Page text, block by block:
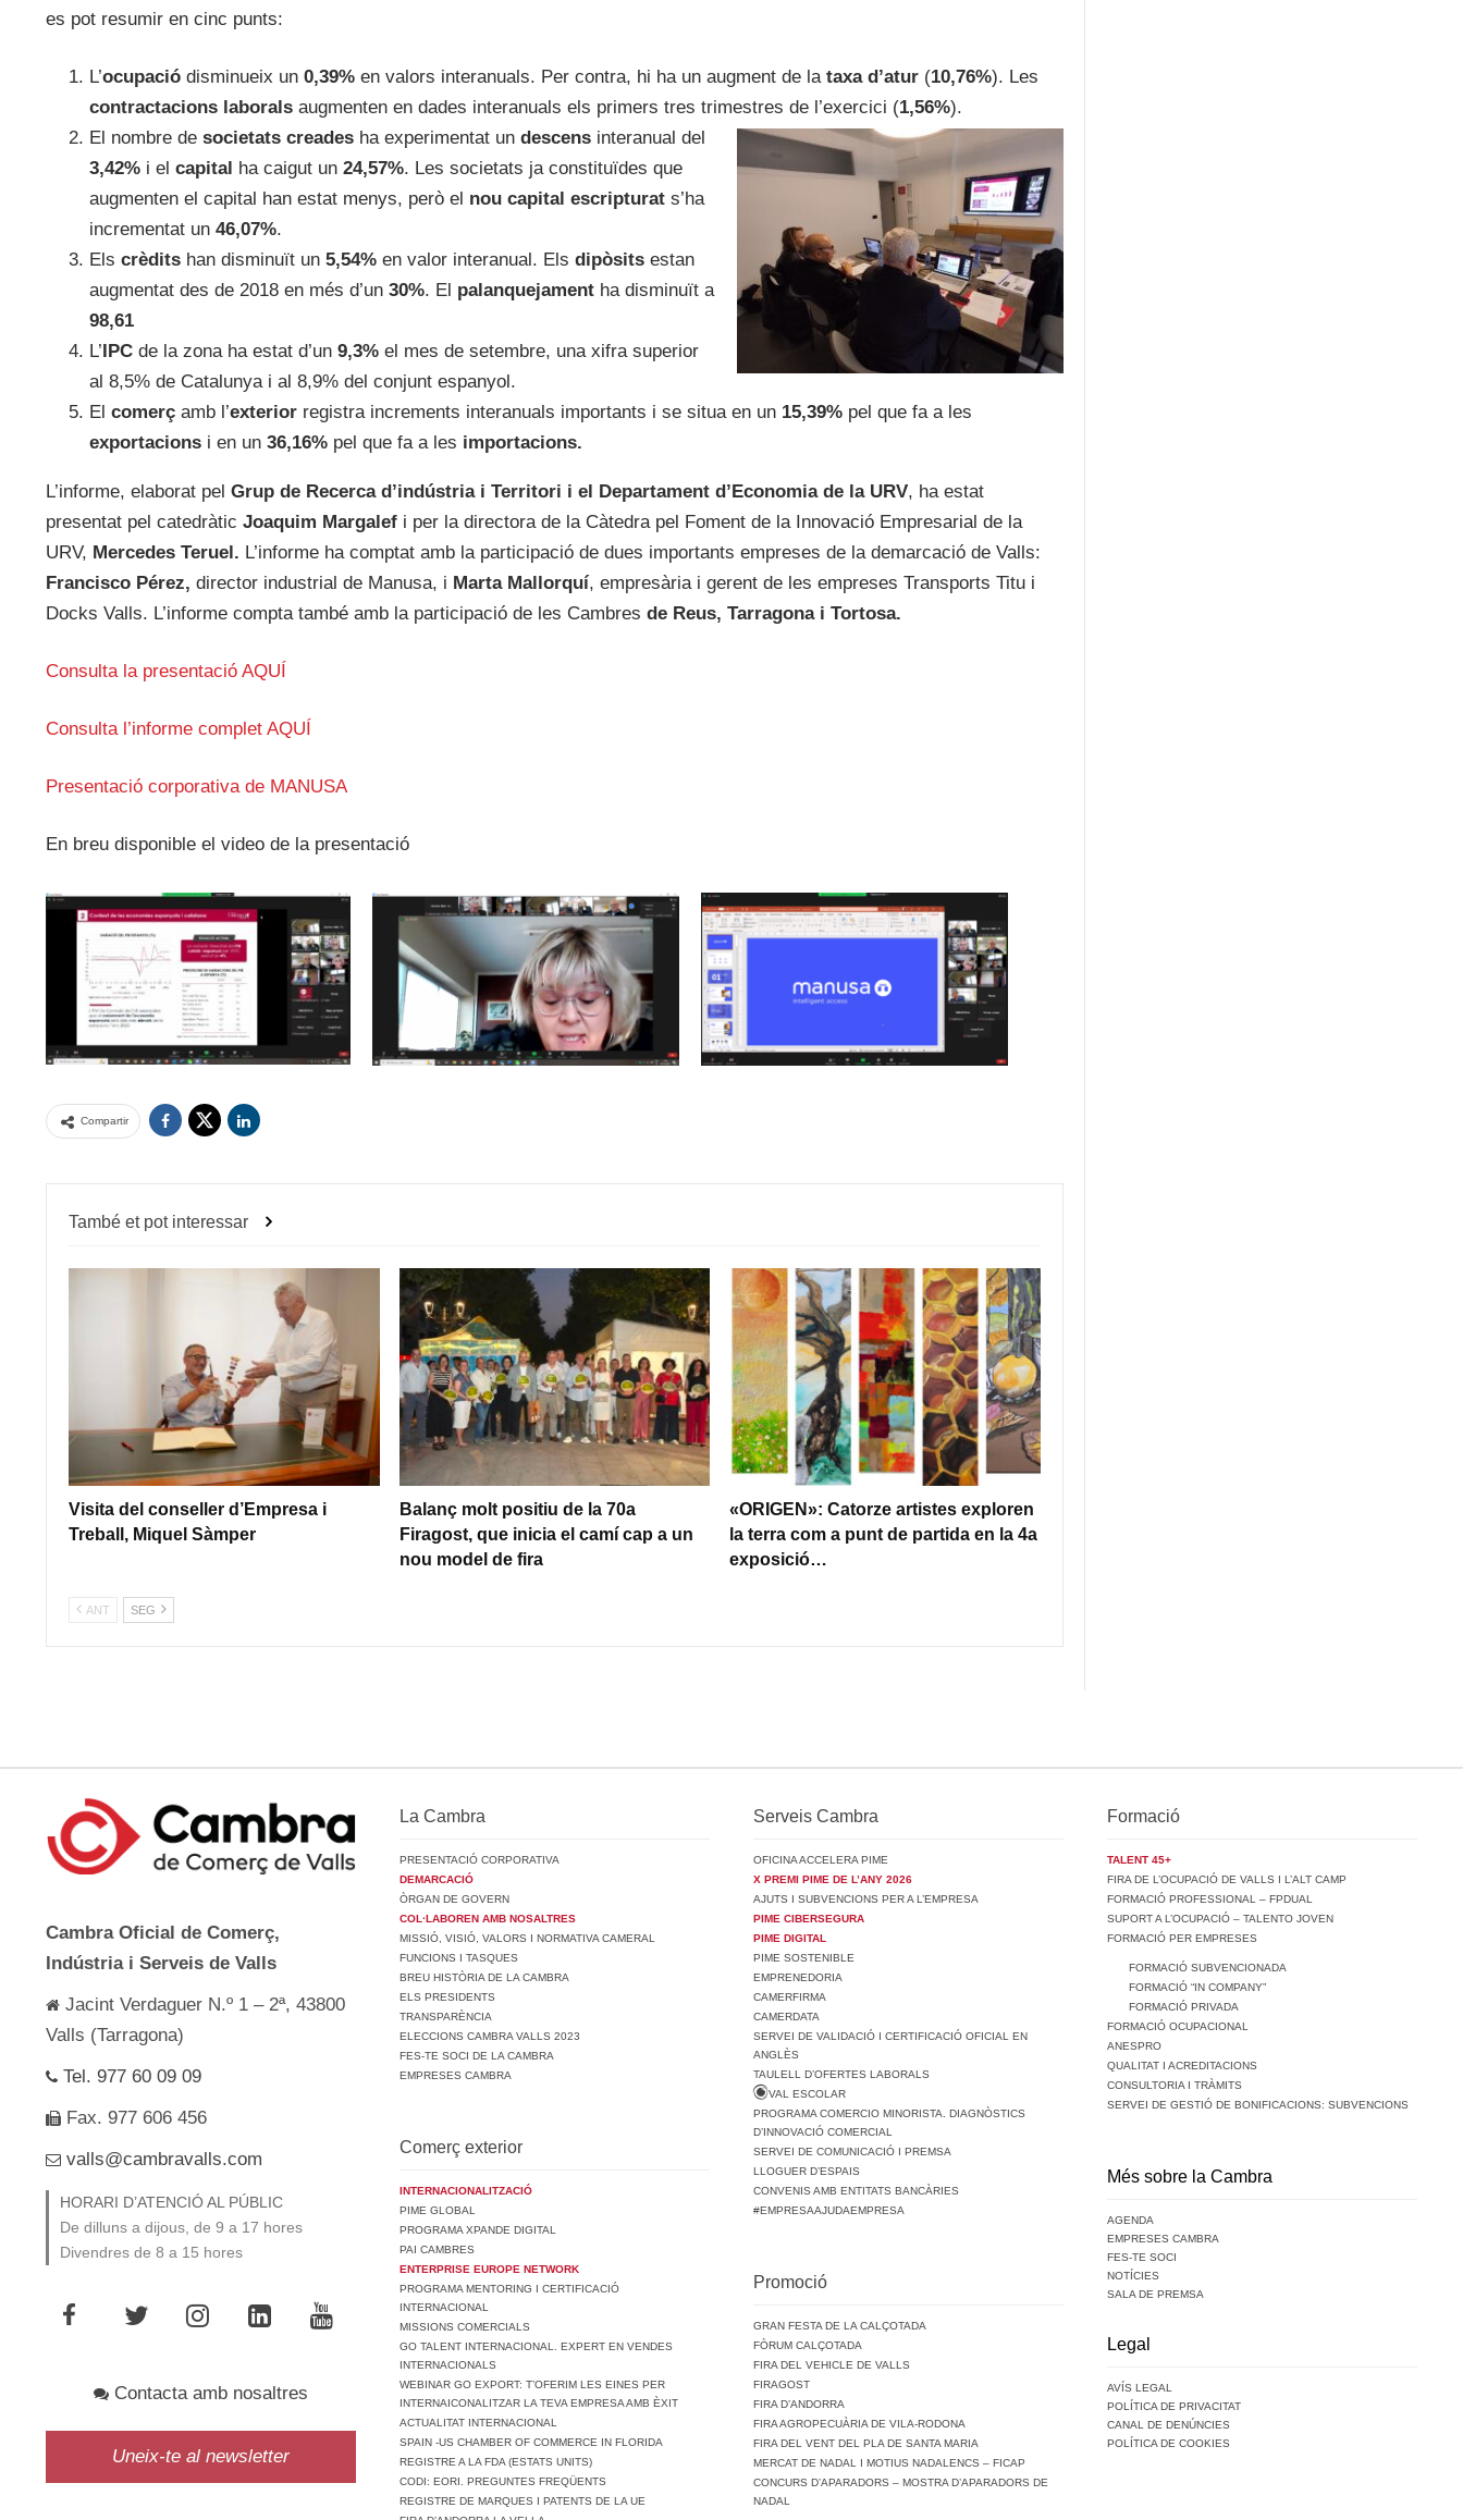
es pot resumir en cinc punts:
L’ocupació disminueix un 0,39% en valors interanuals. Per contra, hi ha un augment de la taxa d’atur (10,76%). Les
contractacions laborals augmenten en dades interanuals els primers tres trimestres de l’exercici (1,56%).
El nombre de societats creades ha experimentat un descens interanual del
3,42% i el capital ha caigut un 24,57%. Les societats ja constituïdes que
augmenten el capital han estat menys, però el nou capital escripturat s’ha
incrementat un 46,07%.
Els crèdits han disminuït un 5,54% en valor interanual. Els dipòsits estan
augmentat des de 2018 en més d’un 30%. El palanquejament ha disminuït a
98,61
L’IPC de la zona ha estat d’un 9,3% el mes de setembre, una xifra superior
al 8,5% de Catalunya i al 8,9% del conjunt espanyol.
El comerç amb l’exterior registra increments interanuals importants i se situa en un 15,39% pel que fa a les
exportacions i en un 36,16% pel que fa a les importacions.
L’informe, elaborat pel Grup de Recerca d’indústria i Territori i el Departament d’Economia de la URV, ha estat
presentat pel catedràtic Joaquim Margalef i per la directora de la Càtedra pel Foment de la Innovació Empresarial de la
URV, Mercedes Teruel. L’informe ha comptat amb la participació de dues importants empreses de la demarcació de Valls:
Francisco Pérez, director industrial de Manusa, i Marta Mallorquí, empresària i gerent de les empreses Transports Titu i
Docks Valls. L’informe compta també amb la participació de les Cambres de Reus, Tarragona i Tortosa.
Consulta la presentació AQUÍ
Consulta l’informe complet AQUÍ
Presentació corporativa de MANUSA
En breu disponible el video de la presentació
Compartir
També et pot interessar
Visita del conseller d’Empresa i
Treball, Miquel Sàmper
Balanç molt positiu de la 70a
Firagost, que inicia el camí cap a un
nou model de fira
«ORIGEN»: Catorze artistes exploren
la terra com a punt de partida en la 4a
exposició…
ANT SEG
Cambra Oficial de Comerç,
Indústria i Serveis de Valls
Jacint Verdaguer N.º 1 – 2ª, 43800
Valls (Tarragona)
Tel. 977 60 09 09
Fax. 977 606 456
valls@cambravalls.com
HORARI D’ATENCIÓ AL PÚBLIC
De dilluns a dijous, de 9 a 17 hores
Divendres de 8 a 15 hores
Contacta amb nosaltres
Uneix-te al newsletter
La Cambra
PRESENTACIÓ CORPORATIVA
DEMARCACIÓ
ÒRGAN DE GOVERN
COL·LABOREN AMB NOSALTRES
MISSIÓ, VISIÓ, VALORS I NORMATIVA CAMERAL
FUNCIONS I TASQUES
BREU HISTÒRIA DE LA CAMBRA
ELS PRESIDENTS
TRANSPARÈNCIA
ELECCIONS CAMBRA VALLS 2023
FES-TE SOCI DE LA CAMBRA
EMPRESES CAMBRA
Comerç exterior
INTERNACIONALITZACIÓ
PIME GLOBAL
PROGRAMA XPANDE DIGITAL
PAI CAMBRES
ENTERPRISE EUROPE NETWORK
PROGRAMA MENTORING I CERTIFICACIÓ
INTERNACIONAL
MISSIONS COMERCIALS
GO TALENT INTERNACIONAL. EXPERT EN VENDES
INTERNACIONALS
WEBINAR GO EXPORT: T’OFERIM LES EINES PER
INTERNAICONALITZAR LA TEVA EMPRESA AMB ÈXIT
ACTUALITAT INTERNACIONAL
SPAIN -US CHAMBER OF COMMERCE IN FLORIDA
REGISTRE A LA FDA (ESTATS UNITS)
CODI: EORI. PREGUNTES FREQÜENTS
REGISTRE DE MARQUES I PATENTS DE LA UE
Serveis Cambra
OFICINA ACCELERA PIME
X PREMI PIME DE L’ANY 2026
AJUTS I SUBVENCIONS PER A L’EMPRESA
PIME CIBERSEGURA
PIME DIGITAL
PIME SOSTENIBLE
EMPRENEDORIA
CAMERFIRMA
CAMERDATA
SERVEI DE VALIDACIÓ I CERTIFICACIÓ OFICIAL EN
ANGLÈS
TAULELL D’OFERTES LABORALS
VAL ESCOLAR
PROGRAMA COMERCIO MINORISTA. DIAGNÒSTICS
D’INNOVACIÓ COMERCIAL
SERVEI DE COMUNICACIÓ I PREMSA
LLOGUER D’ESPAIS
CONVENIS AMB ENTITATS BANCÀRIES
#EMPRESAAJUDAEMPRESA
Promoció
GRAN FESTA DE LA CALÇOTADA
FÒRUM CALÇOTADA
FIRA DEL VEHICLE DE VALLS
FIRAGOST
FIRA D’ANDORRA
FIRA AGROPECUÀRIA DE VILA-RODONA
FIRA DEL VENT DEL PLA DE SANTA MARIA
MERCAT DE NADAL I MOTIUS NADALENCS – FICAP
CONCURS D’APARADORS – MOSTRA D’APARADORS DE
NADAL
Formació
TALENT 45+
FIRA DE L’OCUPACIÓ DE VALLS I L’ALT CAMP
FORMACIÓ PROFESSIONAL – FPDUAL
SUPORT A L’OCUPACIÓ – TALENTO JOVEN
FORMACIÓ PER EMPRESES
FORMACIÓ SUBVENCIONADA
FORMACIÓ “IN COMPANY”
FORMACIÓ PRIVADA
FORMACIÓ OCUPACIONAL
ANESPRO
QUALITAT I ACREDITACIONS
CONSULTORIA I TRÀMITS
SERVEI DE GESTIÓ DE BONIFICACIONS: SUBVENCIONS
Més sobre la Cambra
AGENDA
EMPRESES CAMBRA
FES-TE SOCI
NOTÍCIES
SALA DE PREMSA
Legal
AVÍS LEGAL
POLÍTICA DE PRIVACITAT
CANAL DE DENÚNCIES
POLÍTICA DE COOKIES